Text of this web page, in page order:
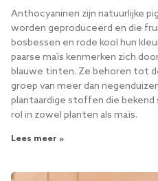
Anthocyaninen zijn natuurlijke
worden geproduceerd en die
bosbessen en rode kool hun
paarse maïs kenmerken zich
blauwe tinten. Ze behoren tot
groep van meer dan
plantaardige stoffen die
rol in zowel planten als maïs.
Lees meer »